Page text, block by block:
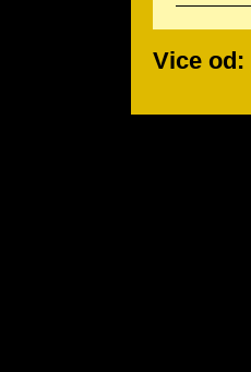
Vice od: